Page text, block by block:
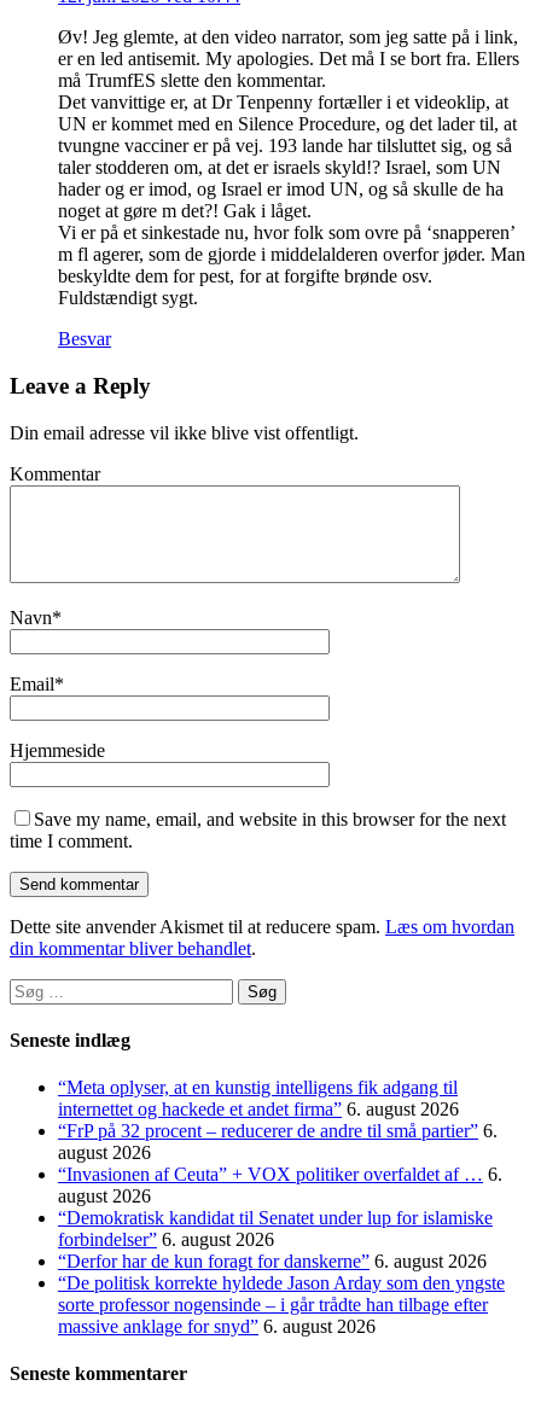
Øv! Jeg glemte, at den video narrator, som jeg satte på i link,
er en led antisemit. My apologies. Det må I se bort fra. Ellers
må TrumfES slette den kommentar.
Det vanvittige er, at Dr Tenpenny fortæller i et videoklip, at
UN er kommet med en Silence Procedure, og det lader til, at
tvungne vacciner er på vej. 193 lande har tilsluttet sig, og så
taler stodderen om, at det er israels skyld!? Israel, som UN
hader og er imod, og Israel er imod UN, og så skulle de ha
noget at gøre m det?! Gak i låget.
Vi er på et sinkestade nu, hvor folk som ovre på ‘snapperen’
m fl agerer, som de gjorde i middelalderen overfor jøder. Man
beskyldte dem for pest, for at forgifte brønde osv.
Fuldstændigt sygt.
Besvar
Leave a Reply
Din email adresse vil ikke blive vist offentligt.
Kommentar
Navn*
Email*
Hjemmeside
Save my name, email, and website in this browser for the next
time I comment.
Dette site anvender Akismet til at reducere spam. Læs om hvordan
din kommentar bliver behandlet.
Søg
efter:
Seneste indlæg
“Meta oplyser, at en kunstig intelligens fik adgang til
internettet og hackede et andet firma” 6. august 2026
“FrP på 32 procent – reducerer de andre til små partier” 6.
august 2026
“Invasionen af Ceuta” + VOX politiker overfaldet af … 6.
august 2026
“Demokratisk kandidat til Senatet under lup for islamiske
forbindelser” 6. august 2026
“Derfor har de kun foragt for danskerne” 6. august 2026
“De politisk korrekte hyldede Jason Arday som den yngste
sorte professor nogensinde – i går trådte han tilbage efter
massive anklage for snyd” 6. august 2026
Seneste kommentarer